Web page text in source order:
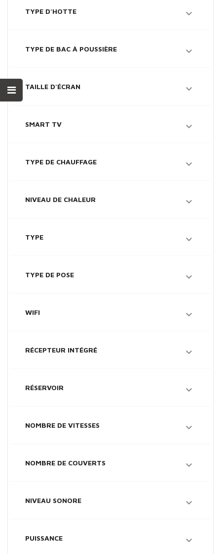
TYPE D'HOTTE 
TYPE DE BAC À POUSSIÈRE 
TAILLE D'ÉCRAN 
SMART TV 
TYPE DE CHAUFFAGE 
NIVEAU DE CHALEUR 
TYPE 
TYPE DE POSE 
WIFI 
RÉCEPTEUR INTÉGRÉ 
RÉSERVOIR 
NOMBRE DE VITESSES 
NOMBRE DE COUVERTS 
NIVEAU SONORE 
PUISSANCE 